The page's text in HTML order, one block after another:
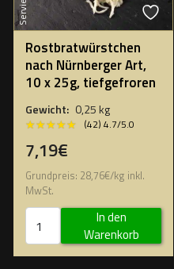
Rostbratwürstchen
nach Nürnberger Art,
10 x 25g, tiefgefroren
Gewicht: 0,25 kg
★★★★★
★★★★★ (42) 4.7/5.0
7,19€
Grundpreis: 28,76€/kg inkl.
MwSt.
In den
Warenkorb